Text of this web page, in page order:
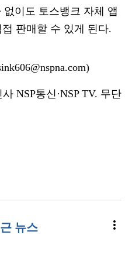
이도 토스뱅크 자체 앱
판매할 수 있게 된다.
NSP통신·NSP TV. 무단
뉴스 more_vert